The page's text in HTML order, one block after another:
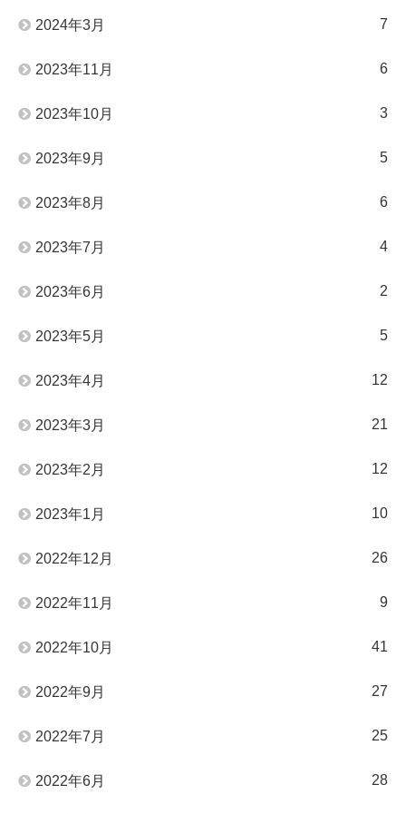
2024年3月 7
2023年11月 6
2023年10月 3
2023年9月 5
2023年8月 6
2023年7月 4
2023年6月 2
2023年5月 5
2023年4月 12
2023年3月 21
2023年2月 12
2023年1月 10
2022年12月 26
2022年11月 9
2022年10月 41
2022年9月 27
2022年7月 25
2022年6月 28